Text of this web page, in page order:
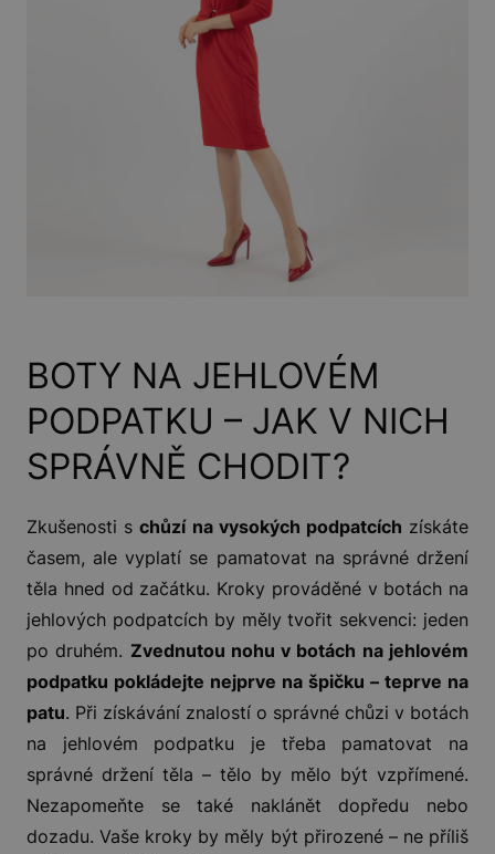
BOTY NA JEHLOVÉM
PODPATKU – JAK V NICH
SPRÁVNĚ CHODIT?
Zkušenosti schůzí na vysokých podpatcích získáte
časem, ale vyplatí se pamatovat na správné držení
těla hned od začátku. Kroky prováděné v botách na
jehlových podpatcích by měly tvořit sekvenci: jeden
po druhém. Zvednutou nohu v botách na jehlovém
podpatku pokládejte nejprve na špičku – teprve na
patu. Při získávání znalostí o správné chůzi v botách
na jehlovém podpatku je třeba pamatovat na
správné držení těla – tělo by mělo být vzpřímené.
Nezapomeňte se také naklánět dopředu nebo
dozadu. Vaše kroky by měly být přirozené – ne příliš